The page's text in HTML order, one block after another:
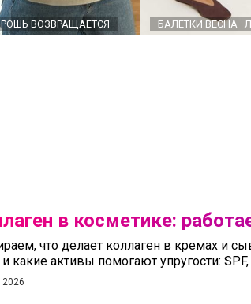
ВОЗВРАЩАЕТСЯ БАЛЕТКИ
в косметике:
что делает коллаген в кремах и
какие активы помогают упругости: